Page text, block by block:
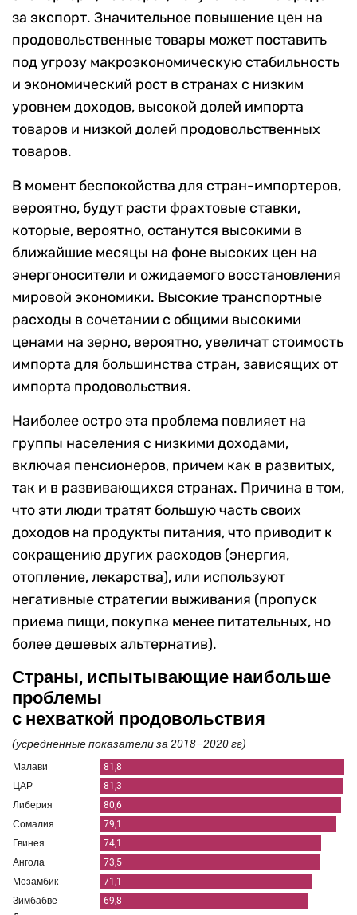
за экспорт. Значительное повышение цен на
продовольственные товары может поставить
под угрозу макроэкономическую стабильность
и экономический рост в странах с низким
уровнем доходов, высокой долей импорта
товаров и низкой долей продовольственных
товаров.
В момент беспокойства для стран-импортеров,
вероятно, будут расти фрахтовые ставки,
которые, вероятно, останутся высокими в
ближайшие месяцы на фоне высоких цен на
энергоносители и ожидаемого восстановления
мировой экономики. Высокие транспортные
расходы в сочетании с общими высокими
ценами на зерно, вероятно, увеличат стоимость
импорта для большинства стран, зависящих от
импорта продовольствия.
Наиболее остро эта проблема повлияет на
группы населения с низкими доходами,
включая пенсионеров, причем как в развитых,
так и в развивающихся странах. Причина в том,
что эти люди тратят большую часть своих
доходов на продукты питания, что приводит к
сокращению других расходов (энергия,
отопление, лекарства), или используют
негативные стратегии выживания (пропуск
приема пищи, покупка менее питательных, но
более дешевых альтернатив).